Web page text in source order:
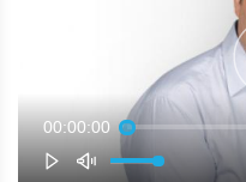
00:00:00